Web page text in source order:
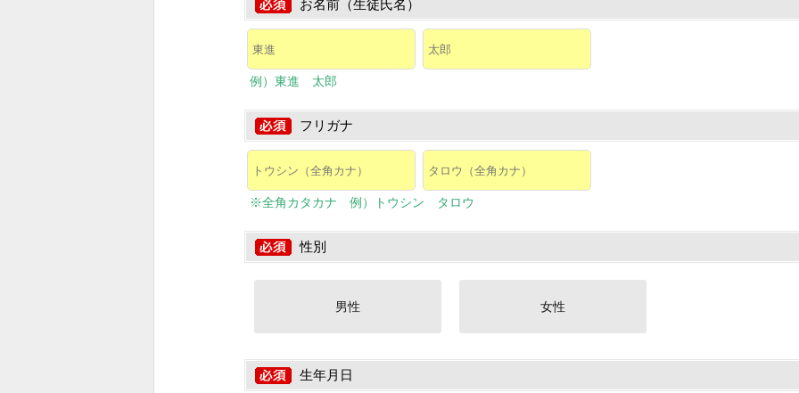
お名前（生徒氏名）
例）東進 太郎
フリガナ
※全角カタカナ 例）トウシン タロウ
性別
男性 女性
生年月日